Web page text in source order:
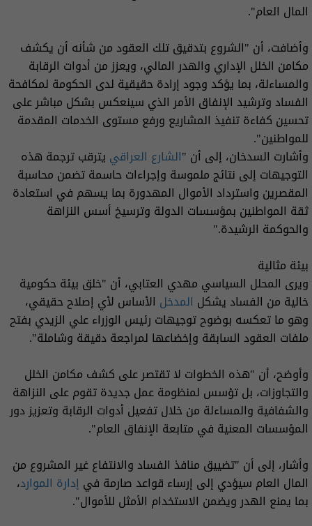
المال العام".
وأضافت، أن "الشروع بتدقيق تلك العقود من شأنه أن يكشف
مكامن الخلل الإداري والهدر المالي، ويعزز من أدوات الرقابة
والمساءلة، بما يؤكد وجود إرادة حقيقية لدى الحكومة لمكافحة
الفساد وترشيد الإنفاق الأمر الذي سينعكس بشكل مباشر على
تحسين كفاءة تنفيذ المشاريع ورفع مستوى الخدمات المقدمة
للمواطنين".
وأشارت السدخان، إلى أن "الشارع العراقي يترقب ترجمة هذه
التوجيهات إلى نتائج ملموسة وإجراءات حاسمة تضمن محاسبة
المقصرين واسترداد الأموال المهدورة بما يسهم في استعادة
ثقة المواطنين بمؤسسات الدولة وترسيخ أسس النزاهة
والحوكمة الرشيدة."
بيئة مثالية
ويرى المحلل السياسي مهدي العتابي، أن "خلق بيئة حكومية
خالية من الفساد يشكل المدخل الأساس لأي إصلاح حقيقي،
وهو ما تعكسه بوضوح توجيهات رئيس الوزراء علي الزيدي بفتح
ملفات العقود السابقة وإخضاعها لمراجعة دقيقة وشاملة".
وأوضح، أن "هذه الخطوات لا تقتصر على كشف مكامن الخلل
والتجاوزات، بل تؤسس لمنظومة عمل جديدة تقوم على النزاهة
والشفافية والمساءلة من خلال تفعيل أدوات الرقابة وتعزيز دور
المؤسسات المعنية في متابعة الإنفاق العام".
وأشار، إلى أن "تضييق منافذ الفساد والانتفاع غير المشروع من
المال العام سيؤدي إلى إرساء قواعد صارمة في إدارة الموارد،
بما يمنع الهدر ويضمن الاستخدام الأمثل للأموال".